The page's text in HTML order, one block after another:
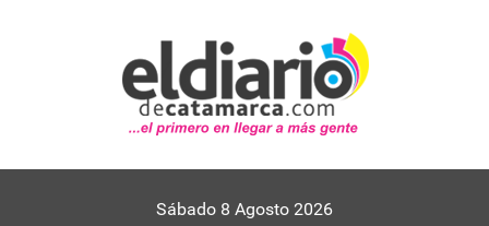
Sábado 8 Agosto 2026